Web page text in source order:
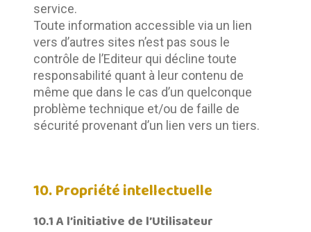
Toute information accessible via un lien
vers d’autres sites n’est pas sous le
contrôle de l’Editeur qui décline toute
responsabilité quant à leur contenu de
même que dans le cas d’un quelconque
problème technique et/ou de faille de
sécurité provenant d’un lien vers un tiers.
10. Propriété intellectuelle
10.1 A l’initiative de l’Utilisateur